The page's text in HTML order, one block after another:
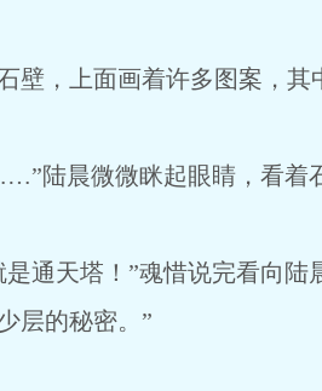
，上面画着许多图案，其
晨微微眯起眼睛，看着石
天塔！”魂惜说完看向陆
层的秘密。”